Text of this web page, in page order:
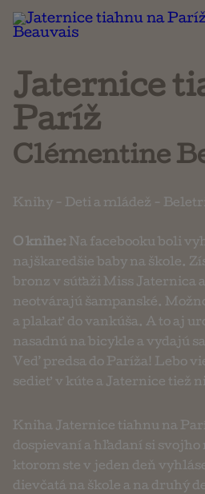
Náboženstvo a
Jaternice
Paríž
Clémentine
Knihy - Deti a mládež -
O knihe: Na facebooku boli
najškaredšie baby na škole.
bronz v súťaži Miss Jaternica
neotvárajú šampanské.
a plakať do vankúša. A to aj
nasadnú na bicykle a vydajú
Veď predsa do Paríža! Lebo
sedieť v kúte a Jaternice tiež
Kniha Jaternice tiahnu na
dospievaní a hľadaní si svojho
ktorom ste v jeden deň
dievčatá na škole a na druhý